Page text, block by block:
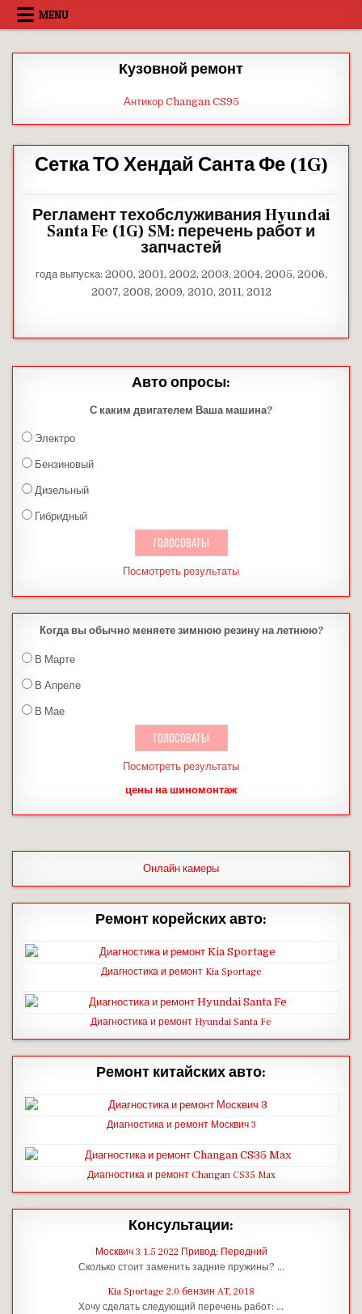
Skip
MENU
Кузовной ремонт
Антикор Changan CS95
Сетка ТО Хендай Санта Фе (1G)
Регламент техобслуживания Hyundai
Santa Fe (1G) SM: перечень работ и
запчастей
года выпуска: 2000, 2001, 2002, 2003, 2004, 2005, 2006,
2007, 2008, 2009, 2010, 2011, 2012
Авто опросы:
С каким двигателем Ваша машина?
Электро
Бензиновый
Дизельный
Гибридный
Посмотреть результаты
Когда вы обычно меняете зимнюю резину на летнюю?
В Марте
В Апреле
В Мае
Посмотреть результаты
цены на шиномонтаж
Онлайн камеры
Ремонт корейских авто:
Диагностика и ремонт Kia Sportage
Диагностика и ремонт Hyundai Santa Fe
Ремонт китайских авто:
Диагностика и ремонт Москвич 3
Диагностика и ремонт Changan CS35 Max
Консультации:
Москвич 3 1.5 2022 Привод: Передний
Сколько стоит заменить задние пружины? …
Kia Sportage 2.0 бензин AT, 2018
Хочу сделать следующий перечень работ: …